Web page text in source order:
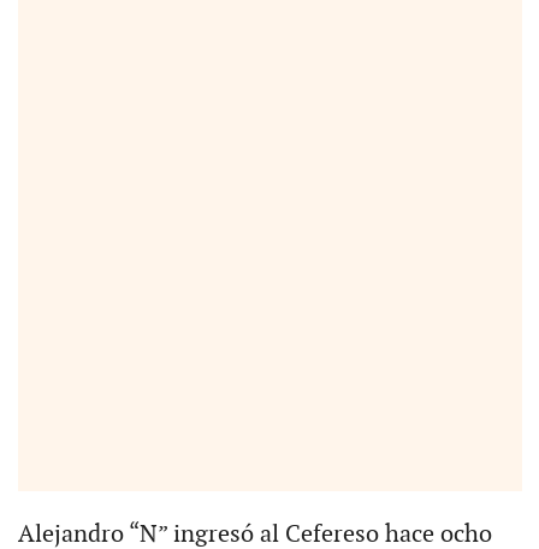
Alejandro “N” ingresó al Cefereso hace ocho